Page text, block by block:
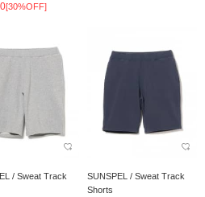
[30%OFF]
/ Sweat Track
SUNSPEL / Sweat Track
Shorts